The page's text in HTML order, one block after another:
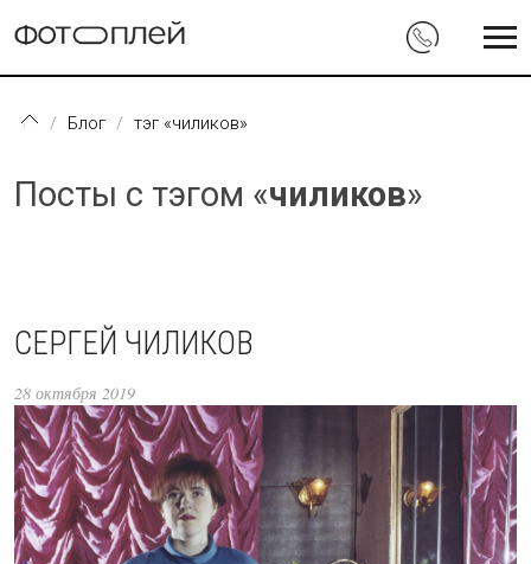
Блог тэг «чиликов»
Посты с тэгом «чиликов»
СЕРГЕЙ ЧИЛИКОВ
28 октября 2019